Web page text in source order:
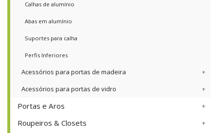
Calhas de alumínio
Abas em alumínio
Suportes para calha
Perfis Inferiores
Acessórios para portas de madeira
Acessórios para portas de vidro
Portas e Aros
Roupeiros & Closets